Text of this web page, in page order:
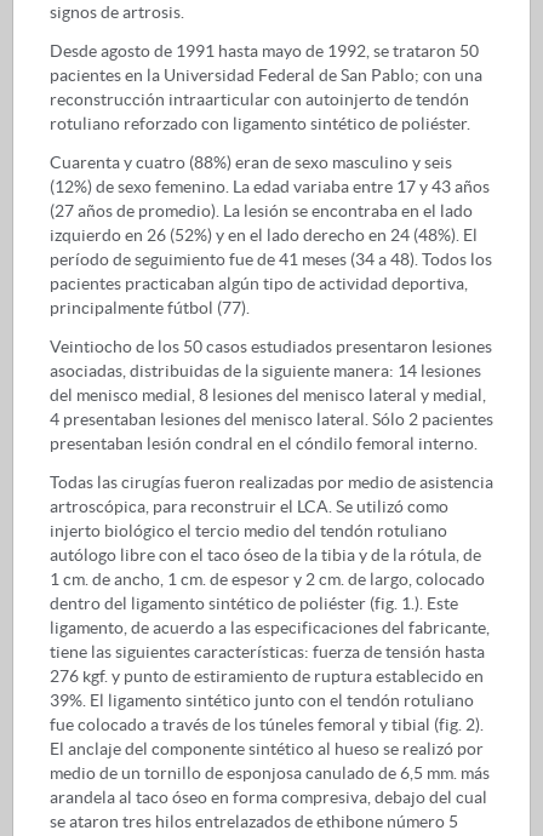
signos de artrosis.
Desde agosto de 1991 hasta mayo de 1992, se trataron 50
pacientes en la Universidad Federal de San Pablo; con una
reconstrucción intraarticular con autoinjerto de tendón
rotuliano reforzado con ligamento sintético de poliéster.
Cuarenta y cuatro (88%) eran de sexo masculino y seis
(12%) de sexo femenino. La edad variaba entre 17 y 43 años
(27 años de promedio). La lesión se encontraba en el lado
izquierdo en 26 (52%) y en el lado derecho en 24 (48%). El
período de seguimiento fue de 41 meses (34 a 48). Todos los
pacientes practicaban algún tipo de actividad deportiva,
principalmente fútbol (77).
Veintiocho de los 50 casos estudiados presentaron lesiones
asociadas, distribuidas de la siguiente manera: 14 lesiones
del menisco medial, 8 lesiones del menisco lateral y medial,
4 presentaban lesiones del menisco lateral. Sólo 2 pacientes
presentaban lesión condral en el cóndilo femoral interno.
Todas las cirugías fueron realizadas por medio de asistencia
artroscópica, para reconstruir el LCA. Se utilizó como
injerto biológico el tercio medio del tendón rotuliano
autólogo libre con el taco óseo de la tibia y de la rótula, de
1 cm. de ancho, 1 cm. de espesor y 2 cm. de largo, colocado
dentro del ligamento sintético de poliéster (fig. 1.). Este
ligamento, de acuerdo a las especificaciones del fabricante,
tiene las siguientes características: fuerza de tensión hasta
276 kgf. y punto de estiramiento de ruptura establecido en
39%. El ligamento sintético junto con el tendón rotuliano
fue colocado a través de los túneles femoral y tibial (fig. 2).
El anclaje del componente sintético al hueso se realizó por
medio de un tornillo de esponjosa canulado de 6,5 mm. más
arandela al taco óseo en forma compresiva, debajo del cual
se ataron tres hilos entrelazados de ethibone número 5